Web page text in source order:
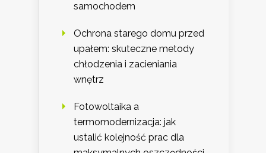
samochodem
Ochrona starego domu przed
upałem: skuteczne metody
chłodzenia i zacieniania
wnętrz
Fotowoltaika a
termomodernizacja: jak
ustalić kolejność prac dla